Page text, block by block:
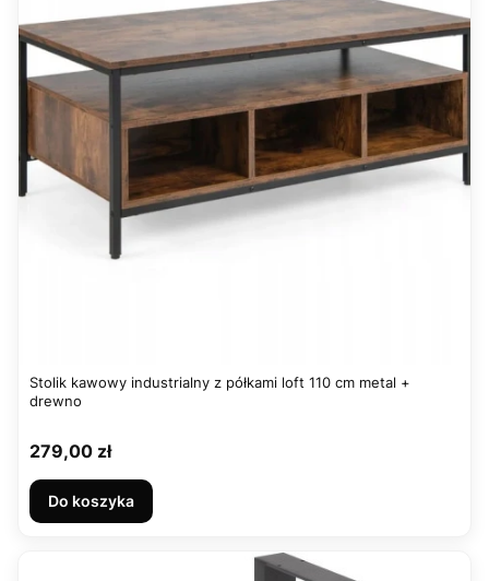
Stolik kawowy industrialny z półkami loft 110 cm metal +
drewno
Cena
279,00 zł
Do koszyka